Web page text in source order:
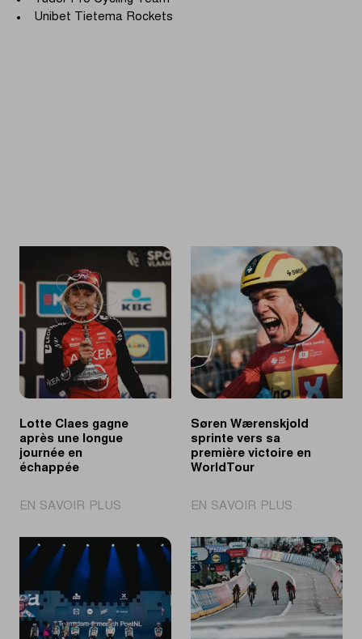
Unibet Tietema Rockets
Lotte Claes gagne
après une longue
journée en
échappée
EN SAVOIR PLUS
Claes
gagne
une
longue
journée
Søren Wærenskjold
sprinte vers sa
première victoire en
WorldTour
EN SAVOIR PLUS
sprinte
vers
sa
première
victoire